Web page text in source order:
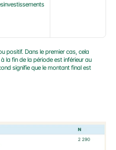
positif. Dans le premier cas, cela
la fin de la période est inférieur au
signifie que le montant final est